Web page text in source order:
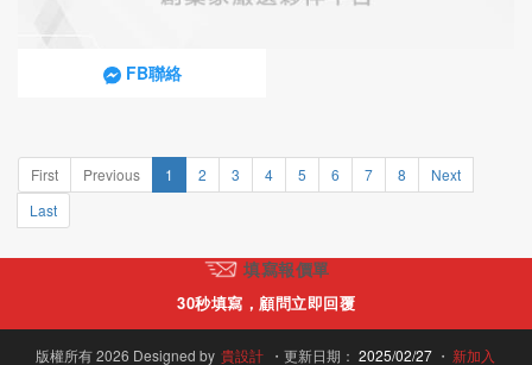
FB聯絡
First Previous 1 2 3 4 5 6 7 8
Next
Last
填寫報價單
30秒填寫，顧問立即回覆
版權所有 2026 Designed by 貴設計 ・更新日期： 2025/02/27・ 新加入